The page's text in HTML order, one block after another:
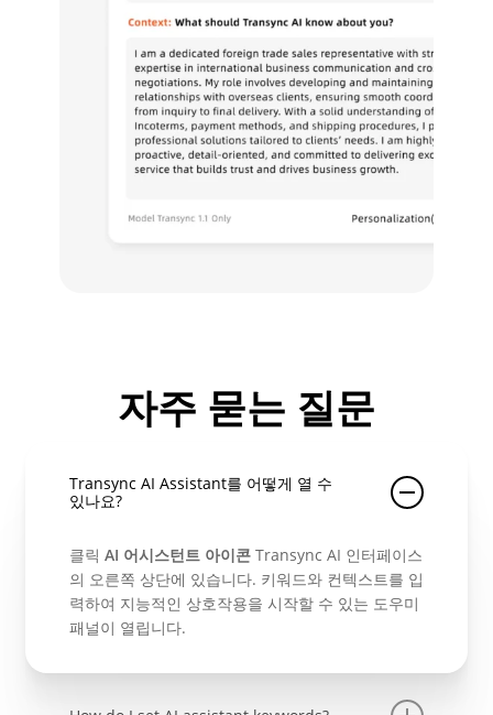
자주 묻는 질문
Transync AI Assistant를 어떻게 열 수
있나요?
클릭 AI 어시스턴트 아이콘Transync AI 인터페이스
의 오른쪽 상단에 있습니다. 키워드와 컨텍스트를 입
력하여 지능적인 상호작용을 시작할 수 있는 도우미
패널이 열립니다.